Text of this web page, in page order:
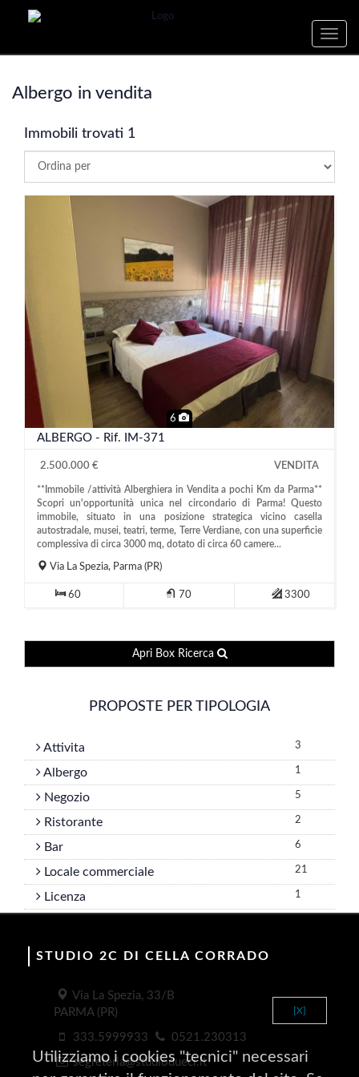
Toggle
Albergo in vendita
Immobili trovati 1
6
ALBERGO - Rif. IM-371
2.500.000 € VENDITA
**Immobile /attività Alberghiera in Vendita a pochi Km da Parma**
Scopri un'opportunità unica nel circondario di Parma! Questo
immobile, situato in una posizione strategica vicino casella
autostradale, musei, teatri, terme, Terre Verdiane, con una superficie
complessiva di circa 3000 mq, dotato di circa 60 camere...
Via La Spezia, Parma (PR)
60 70 3300
Apri Box Ricerca
PROPOSTE PER TIPOLOGIA
Attivita 3
Albergo 1
Negozio 5
Ristorante 2
Bar 6
Locale commerciale 21
Licenza 1
STUDIO 2C DI CELLA CORRADO
Via La Spezia, 33/B
PARMA (PR)
333.5999933 0521.230313
segreteria@studiodueci.it
[X]
Utilizziamo i cookies "tecnici" necessari